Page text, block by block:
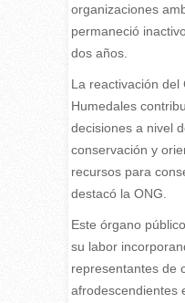
organizaciones
permaneció
dos años.
La reactivación del
Humedales
decisiones a nivel
conservación y
recursos para
destacó la ONG.
Este órgano
su labor
representantes de
afrodescendientes